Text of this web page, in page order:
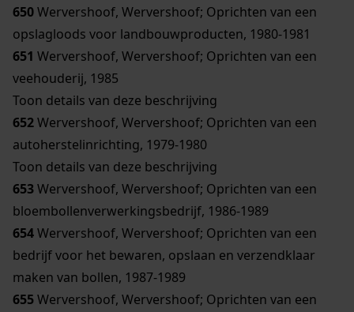
650Wervershoof, Wervershoof; Oprichten van een
opslagloods voor landbouwproducten, 1980-1981
651 Wervershoof, Wervershoof; Oprichten van een
veehouderij, 1985
Toon details van deze beschrijving
652Wervershoof, Wervershoof; Oprichten van een
autoherstelinrichting, 1979-1980
Toon details van deze beschrijving
653Wervershoof, Wervershoof; Oprichten van een
bloembollenverwerkingsbedrijf, 1986-1989
654Wervershoof, Wervershoof; Oprichten van een
bedrijf voor het bewaren, opslaan en verzendklaar
maken van bollen, 1987-1989
655Wervershoof, Wervershoof; Oprichten van een